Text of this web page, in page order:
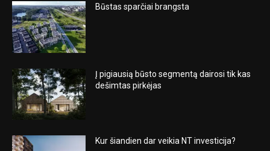
Būstas sparčiai brangsta
Į pigiausią būsto segmentą dairosi tik kas
dešimtas pirkėjas
Kur šiandien dar veikia NT investicija?